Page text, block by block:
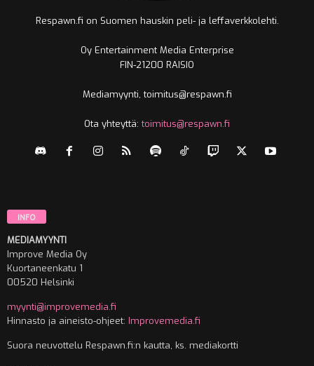
Respawn.fi on Suomen hauskin peli- ja leffaverkkolehti.
Oy Entertainment Media Enterprise
FIN-21200 RAISIO
Mediamyynti, toimitus@respawn.fi
Ota yhteyttä:toimitus@respawn.fi
INFO
MEDIAMYYNTI
Improve Media Oy
Kuortaneenkatu 1
00520 Helsinki
myynti@improvemedia.fi
Hinnasto ja aineisto-ohjeet: Improvemedia.fi
Suora neuvottelu Respawn.fi:n kautta, ks. mediakortti